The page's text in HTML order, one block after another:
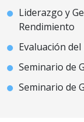
Liderazgo y
Rendimiento
Evaluación
Seminario de
Seminario de